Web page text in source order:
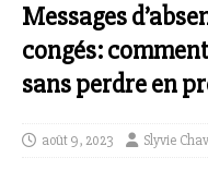
Messages
congés:
sans perdre en
août 9, 2023 Slyvie